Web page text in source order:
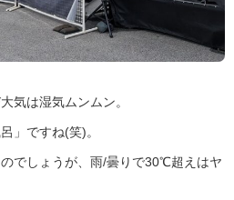
気は湿気ムンムン。
」ですね(笑)。
でしょうが、雨/曇りで30℃超えはヤ